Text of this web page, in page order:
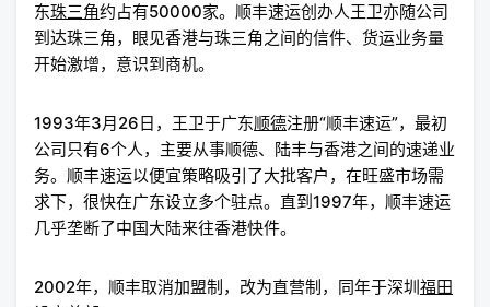
东珠三角约占有50000家。顺丰速运创办人王卫亦随公司
到达珠三角，眼见香港与珠三角之间的信件、货运业务量
开始激增，意识到商机。
1993年3月26日，王卫于广东顺德注册“顺丰速运”，最初
公司只有6个人，主要从事顺德、陆丰与香港之间的速递业
务。顺丰速运以便宜策略吸引了大批客户，在旺盛市场需
求下，很快在广东设立多个驻点。直到1997年，顺丰速运
几乎垄断了中国大陆来往香港快件。
2002年，顺丰取消加盟制，改为直营制，同年于深圳福田